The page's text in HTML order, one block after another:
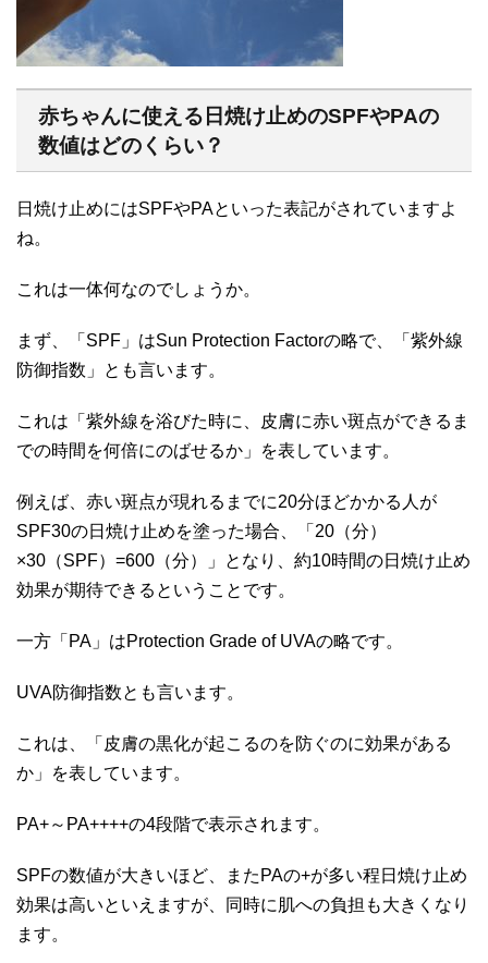
赤ちゃんに使える日焼け止めのSPFやPAの
数値はどのくらい？
日焼け止めにはSPFやPAといった表記がされていますよ
ね。
これは一体何なのでしょうか。
まず、「SPF」はSun Protection Factorの略で、「紫外線
防御指数」とも言います。
これは「紫外線を浴びた時に、皮膚に赤い斑点ができるま
での時間を何倍にのばせるか」を表しています。
例えば、赤い斑点が現れるまでに20分ほどかかる人が
SPF30の日焼け止めを塗った場合、「20（分）
×30（SPF）=600（分）」となり、約10時間の日焼け止め
効果が期待できるということです。
一方「PA」はProtection Grade of UVAの略です。
UVA防御指数とも言います。
これは、「皮膚の黒化が起こるのを防ぐのに効果がある
か」を表しています。
PA+～PA++++の4段階で表示されます。
SPFの数値が大きいほど、またPAの+が多い程日焼け止め
効果は高いといえますが、同時に肌への負担も大きくなり
ます。